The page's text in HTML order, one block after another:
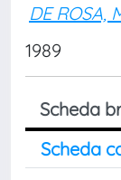
DE ROSA,
1989
Scheda
Scheda